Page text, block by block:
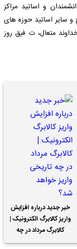
و اساتید مراکز
سایر اساتید حوزه های
متعال، ت فیق روز
خبر جدید درباره افزایش
واریز کالابرگ الکترونیک |
کالابرگ مرداد در چه
تاریخی واریز خواهد شد؟